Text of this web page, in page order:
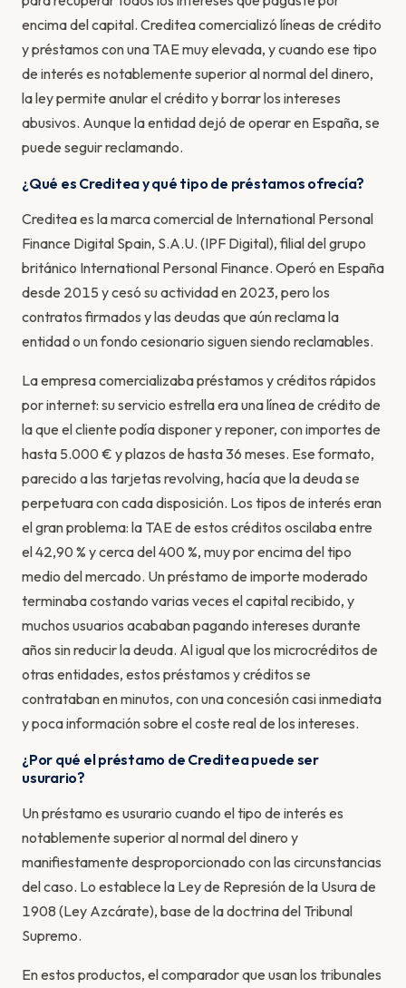
encima del capital. Creditea comercializó líneas de crédito
y préstamos con una TAE muy elevada, y cuando ese tipo
de interés es notablemente superior al normal del dinero,
la ley permite anular el crédito y borrar los intereses
abusivos. Aunque la entidad dejó de operar en España, se
puede seguir reclamando.
¿Qué es Creditea y qué tipo de préstamos ofrecía?
Creditea es la marca comercial de International Personal
Finance Digital Spain, S.A.U. (IPF Digital), filial del grupo
británico International Personal Finance. Operó en España
desde 2015 y cesó su actividad en 2023, pero los
contratos firmados y las deudas que aún reclama la
entidad o un fondo cesionario siguen siendo reclamables.
La empresa comercializaba préstamos y créditos rápidos
por internet: su servicio estrella era una línea de crédito de
la que el cliente podía disponer y reponer, con importes de
hasta 5.000 € y plazos de hasta 36 meses. Ese formato,
parecido a las tarjetas revolving, hacía que la deuda se
perpetuara con cada disposición. Los tipos de interés eran
el gran problema: la TAE de estos créditos oscilaba entre
el 42,90 % y cerca del 400 %, muy por encima del tipo
medio del mercado. Un préstamo de importe moderado
terminaba costando varias veces el capital recibido, y
muchos usuarios acababan pagando intereses durante
años sin reducir la deuda. Al igual que los microcréditos de
otras entidades, estos préstamos y créditos se
contrataban en minutos, con una concesión casi inmediata
y poca información sobre el coste real de los intereses.
¿Por qué el préstamo de Creditea puede ser
usurario?
Un préstamo es usurario cuando el tipo de interés es
notablemente superior al normal del dinero y
manifiestamente desproporcionado con las circunstancias
del caso. Lo establece la Ley de Represión de la Usura de
1908 (Ley Azcárate), base de la doctrina del Tribunal
Supremo.
En estos productos, el comparador que usan los tribunales